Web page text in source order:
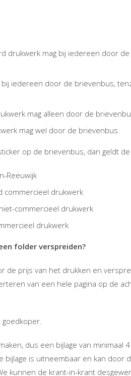
drukwerk mag bij iedereen door
bij iedereen door de brievenbus,
mag alleen door de
mag wel door de brievenbus.
op de brievenbus, dan geldt
Reeuwijk
commercieel drukwerk
commercieel drukwerk
drukwerk
folder verspreiden?
de prijs van het drukken en
van een hele pagina op de
goedkoper.
dus een bijlage van minimaal
bijlage is uitneembaar en kan door
kunnen de krant-in-krant